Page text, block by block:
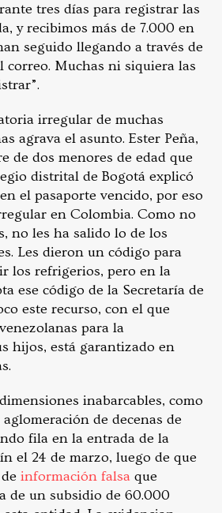
tres días para registrar las
y recibimos más de 7.000 en
seguido llegando a través de
correo. Muchas ni siquiera las
irregular de muchas
agrava el asunto. Ester Peña,
de dos menores de edad que
distrital de Bogotá explicó
el pasaporte vencido, por eso
en Colombia. Como no
no les ha salido lo de los
Les dieron un código para
los refrigerios, pero en la
ese código de la Secretaría de
este recurso, con el que
para la
hijos, está garantizado en
inabarcables, como
de decenas de
fila en la entrada de la
el 24 de marzo, luego de que
información falsa que
de un subsidio de 60.000